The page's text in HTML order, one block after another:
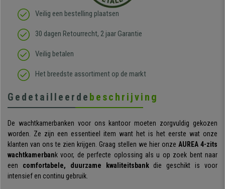
Veilig een bestelling plaatsen
30 dagen Retourrecht, 2 jaar Garantie
Veilig betalen
Het breedste assortiment op de markt
Gedetailleerde beschrijving
De wachtkamerbanken voor ons kantoor moeten zorgvuldig gekozen
worden. Ze zijn een essentieel item want het is het eerste wat onze
klanten van ons te zien krijgen. Graag stellen we hier onze AUREA 4-zits
wachtkamerbank voor, de perfecte oplossing als u op zoek bent naar
een comfortabele, duurzame kwaliteitsbankdie geschikt is voor
intensief en continu gebruik.